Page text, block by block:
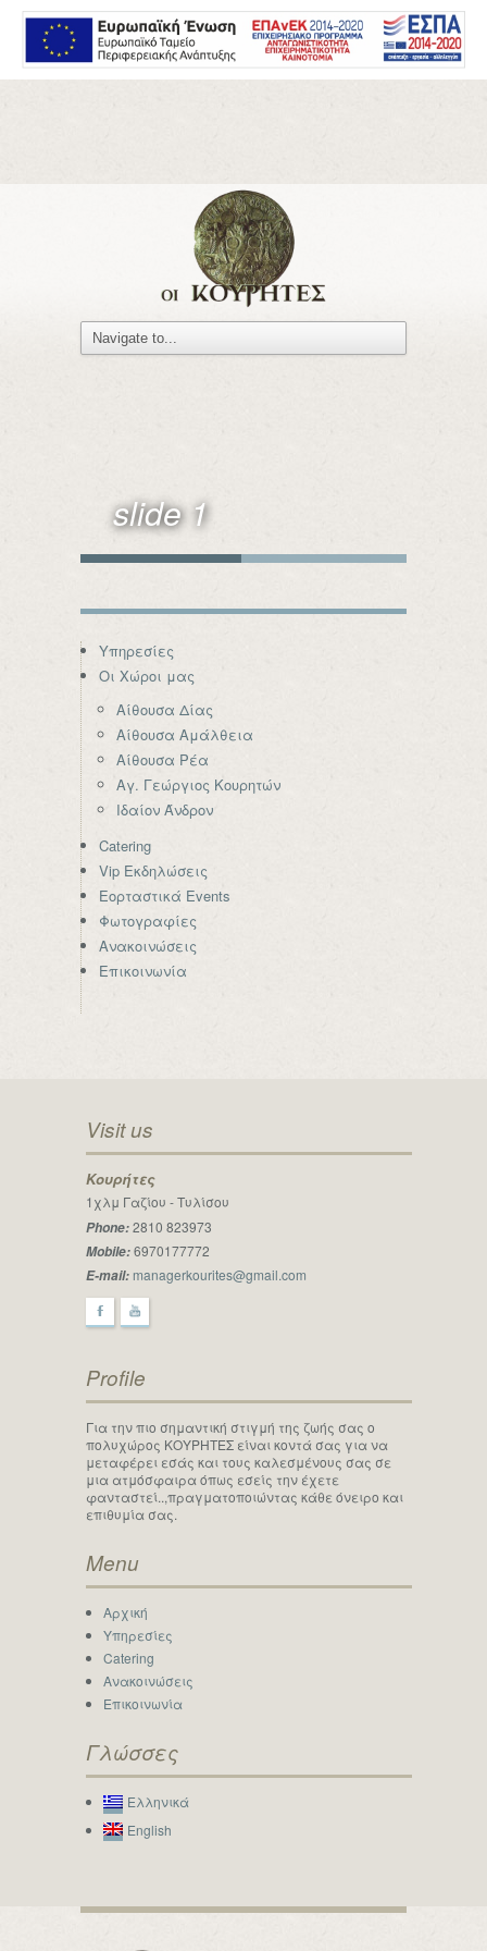
slide 1
Υπηρεσίες
Οι Χώροι μας
Αίθουσα Δίας
Αίθουσα Αμάλθεια
Αίθουσα Ρέα
Αγ. Γεώργιος Κουρητών
Ιδαίον Άνδρον
Catering
Vip Εκδηλώσεις
Εορταστικά Events
Φωτογραφίες
Ανακοινώσεις
Επικοινωνία
Visit us
Κουρήτες
1χλμ Γαζίου - Tυλίσου
Phone:2810 823973
Mobile:6970177772
E-mail: managerkourites@gmail.com
F y
Profile
Για την πιο σημαντική στιγμή της ζωής σας ο
πολυχώρος ΚΟΥΡΗΤΕΣ είναι κοντά σας για να
μεταφέρει εσάς και τους καλεσμένους σας σε
μια ατμόσφαιρα όπως εσείς την έχετε
φανταστεί..,πραγματοποιώντας κάθε όνειρο και
επιθυμία σας.
Menu
Αρχική
Υπηρεσίες
Catering
Ανακοινώσεις
Επικοινωνία
Γλώσσες
Ελληνικά
English